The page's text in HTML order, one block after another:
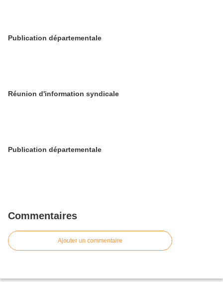
Publication départementale
Réunion d'information syndicale
Publication départementale
Commentaires
Ajouter un commentaire